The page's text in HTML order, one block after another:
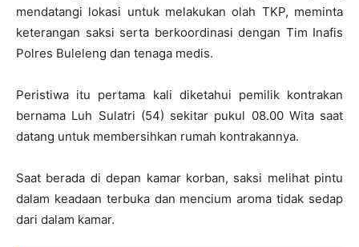
mendatangi lokasi untuk melakukan olah TKP, meminta
keterangan saksi serta berkoordinasi dengan Tim Inafis
Polres Buleleng dan tenaga medis.
Peristiwa itu pertama kali diketahui pemilik kontrakan
bernama Luh Sulatri (54) sekitar pukul 08.00 Wita saat
datang untuk membersihkan rumah kontrakannya.
Saat berada di depan kamar korban, saksi melihat pintu
dalam keadaan terbuka dan mencium aroma tidak sedap
dari dalam kamar.